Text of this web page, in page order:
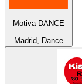
Motiva DANCE
Madrid, Dance